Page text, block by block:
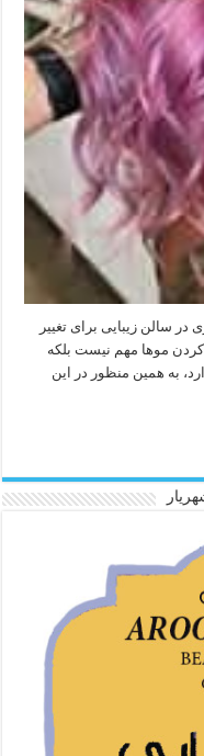
سالن زیبایی برای تغییر
موها مهم نیست بلکه
به همین منظور در این